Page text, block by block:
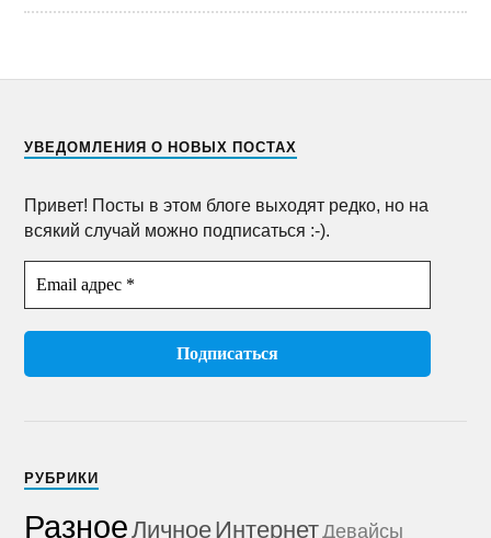
УВЕДОМЛЕНИЯ О НОВЫХ ПОСТАХ
Привет! Посты в этом блоге выходят редко, но на
всякий случай можно подписаться :-).
РУБРИКИ
РазноеЛичноеИнтернетДевайсы